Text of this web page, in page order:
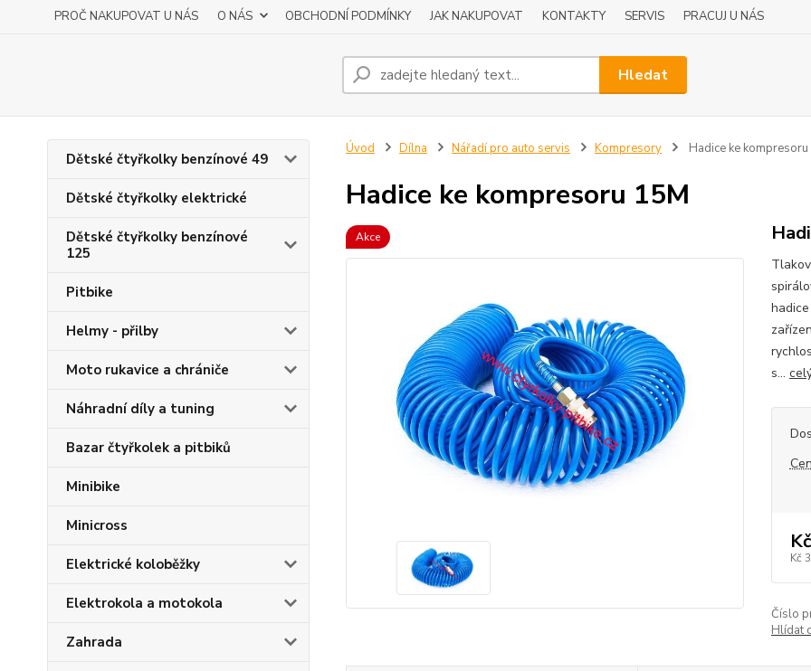
PROČ NAKUPOVAT U NÁS O NÁS OBCHODNÍ PODMÍNKY JAK NAKUPOVAT KONTAKTY SERVIS PRACUJ U NÁS
Hledat
Dětské čtyřkolky benzínové 49
Dětské čtyřkolky elektrické
Dětské čtyřkolky benzínové
125
Pitbike
Helmy - přilby
Moto rukavice a chrániče
Náhradní díly a tuning
Bazar čtyřkolek a pitbiků
Minibike
Minicross
Elektrické koloběžky
Elektrokola a motokola
Zahrada
Úvod Dílna Nářadí pro auto servis Kompresory Hadice ke
Hadice ke kompresoru 15M
Akce
s...
Kč
Číslo
Hlídat